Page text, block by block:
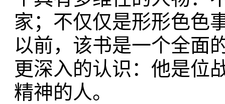
家；不仅仅是形形色色
以前，该书是一个全面
更深入的认识：他是位
精神的人。